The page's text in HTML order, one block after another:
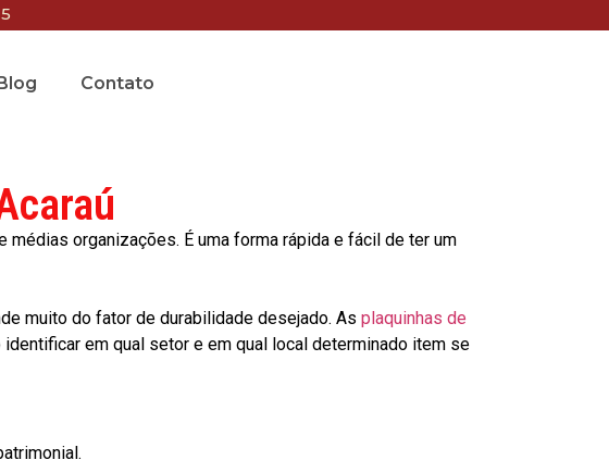
Contato
organizações. É uma forma rápida e fácil de ter um
muito do fator de durabilidade desejado. As plaquinhas de
em qual setor e em qual local determinado item se